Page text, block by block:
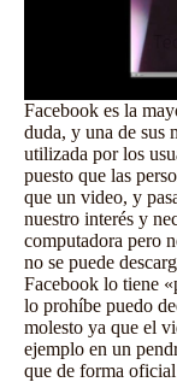
Facebook es la
duda, y una de sus
utilizada por los
puesto que las
que un video, y
nuestro interés y
computadora pero
no se puede
Facebook lo tiene
lo prohíbe puedo
molesto ya que el
ejemplo en un
que de forma